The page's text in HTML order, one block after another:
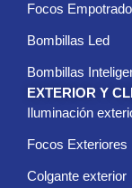
Focos
Bombillas Led
Bombillas
EXTERIOR Y
Iluminación
Focos Exteriores
Colgante exterior